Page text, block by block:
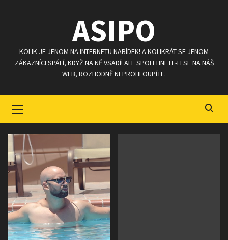
ASIPO
KOLIK JE JENOM NA INTERNETU NABÍDEK! A KOLIKRÁT SE JENOM
ZÁKAZNÍCI SPÁLÍ, KDYŽ NA NĚ VSADÍ! ALE SPOLEHNETE-LI SE NA NÁŠ
WEB, ROZHODNĚ NEPROHLOUPÍTE.
Menu